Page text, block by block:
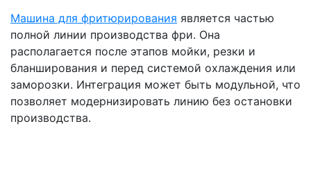
Машина для фритюрирования является частью
полной линии производства фри. Она
располагается после этапов мойки, резки и
бланширования и перед системой охлаждения или
заморозки. Интеграция может быть модульной, что
позволяет модернизировать линию без остановки
производства.